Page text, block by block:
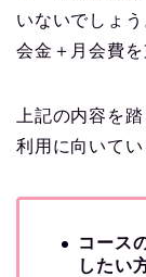
いないでしょ
会金＋月会費
上記の内容を
利用に向いて
コース
したい